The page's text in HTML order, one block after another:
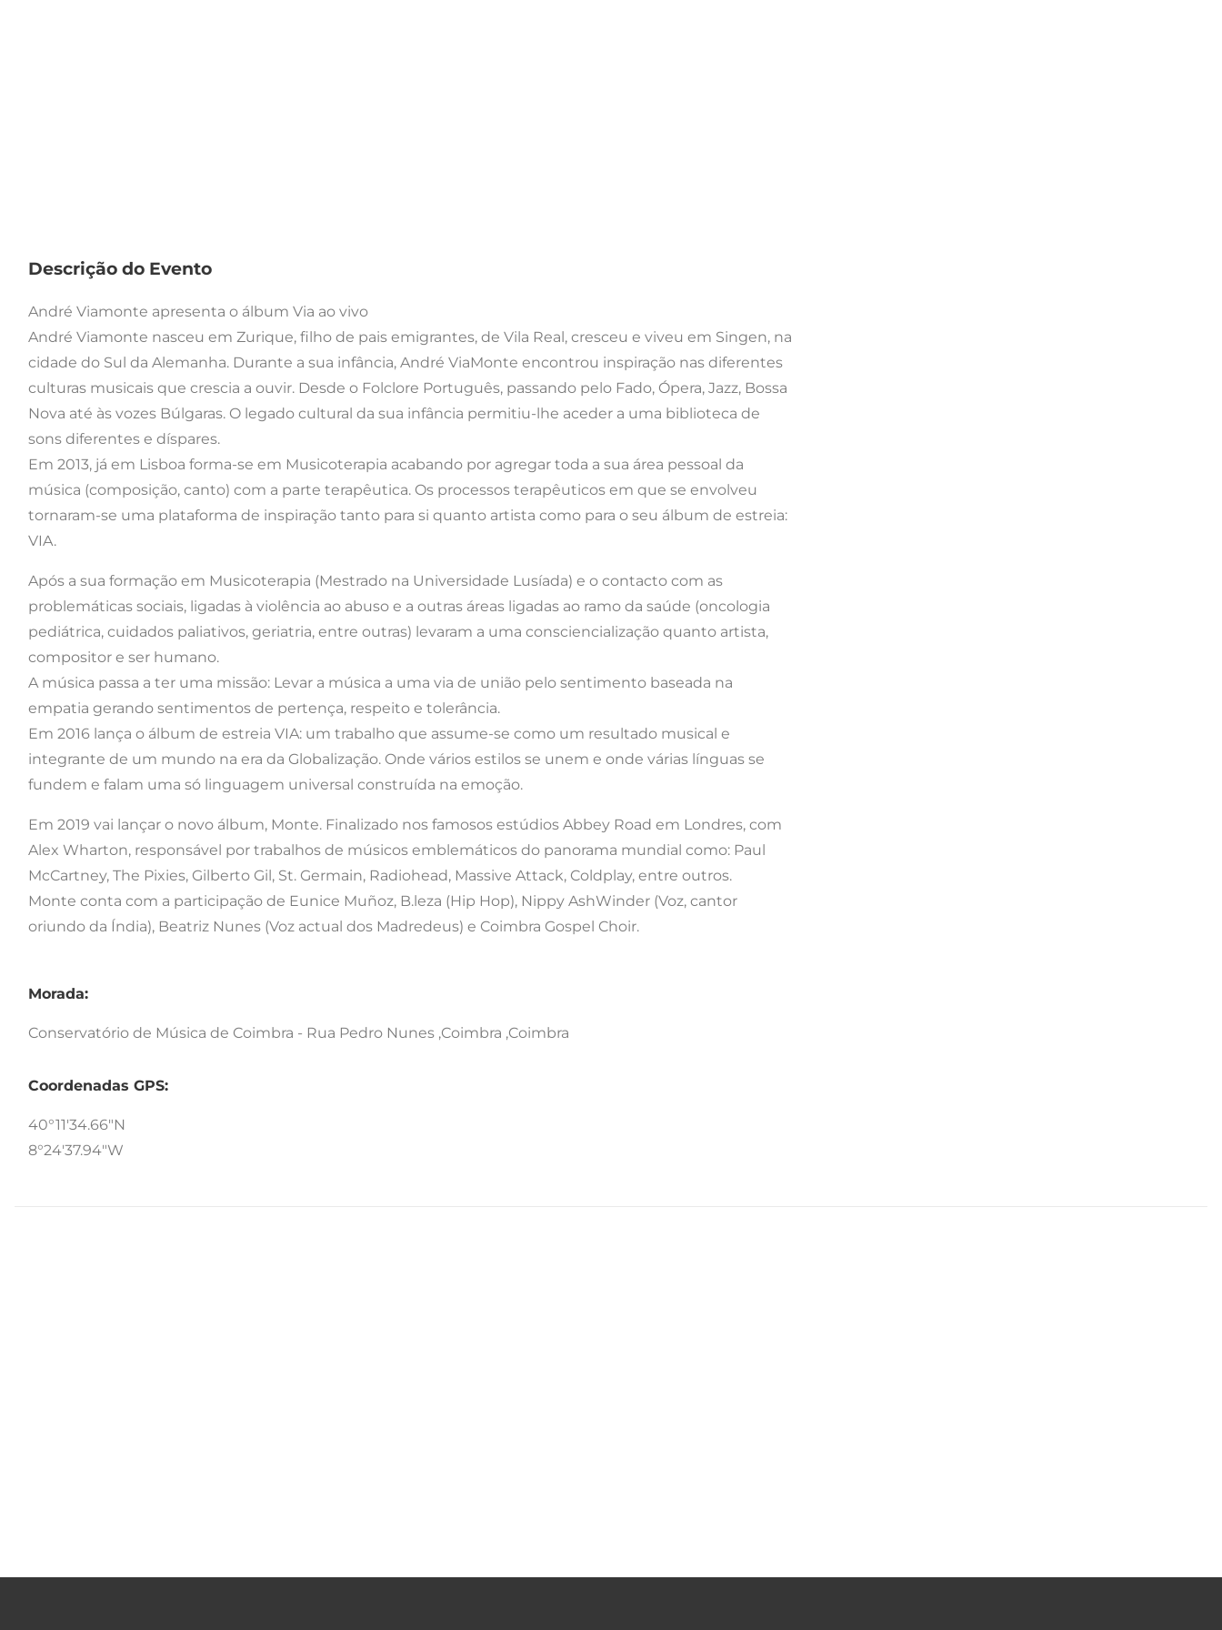
Descrição do Evento
André Viamonte apresenta o álbum Via ao vivo
André Viamonte nasceu em Zurique, filho de pais emigrantes, de Vila Real, cresceu e viveu em Singen, na
cidade do Sul da Alemanha. Durante a sua infância, André ViaMonte encontrou inspiração nas diferentes
culturas musicais que crescia a ouvir. Desde o Folclore Português, passando pelo Fado, Ópera, Jazz, Bossa
Nova até às vozes Búlgaras. O legado cultural da sua infância permitiu-lhe aceder a uma biblioteca de
sons diferentes e díspares.
Em 2013, já em Lisboa forma-se em Musicoterapia acabando por agregar toda a sua área pessoal da
música (composição, canto) com a parte terapêutica. Os processos terapêuticos em que se envolveu
tornaram-se uma plataforma de inspiração tanto para si quanto artista como para o seu álbum de estreia:
VIA.
Após a sua formação em Musicoterapia (Mestrado na Universidade Lusíada) e o contacto com as
problemáticas sociais, ligadas à violência ao abuso e a outras áreas ligadas ao ramo da saúde (oncologia
pediátrica, cuidados paliativos, geriatria, entre outras) levaram a uma consciencialização quanto artista,
compositor e ser humano.
A música passa a ter uma missão: Levar a música a uma via de união pelo sentimento baseada na
empatia gerando sentimentos de pertença, respeito e tolerância.
Em 2016 lança o álbum de estreia VIA: um trabalho que assume-se como um resultado musical e
integrante de um mundo na era da Globalização. Onde vários estilos se unem e onde várias línguas se
fundem e falam uma só linguagem universal construída na emoção.
Em 2019 vai lançar o novo álbum, Monte. Finalizado nos famosos estúdios Abbey Road em Londres, com
Alex Wharton, responsável por trabalhos de músicos emblemáticos do panorama mundial como: Paul
McCartney, The Pixies, Gilberto Gil, St. Germain, Radiohead, Massive Attack, Coldplay, entre outros.
Monte conta com a participação de Eunice Muñoz, B.leza (Hip Hop), Nippy AshWinder (Voz, cantor
oriundo da Índia), Beatriz Nunes (Voz actual dos Madredeus) e Coimbra Gospel Choir.
Morada:
Conservatório de Música de Coimbra - Rua Pedro Nunes ,Coimbra ,Coimbra
Coordenadas GPS:
40°11'34.66"N
8°24'37.94"W